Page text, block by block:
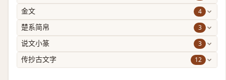
金文 4
楚系简帛 3
说文小篆 3
传抄古文字 12